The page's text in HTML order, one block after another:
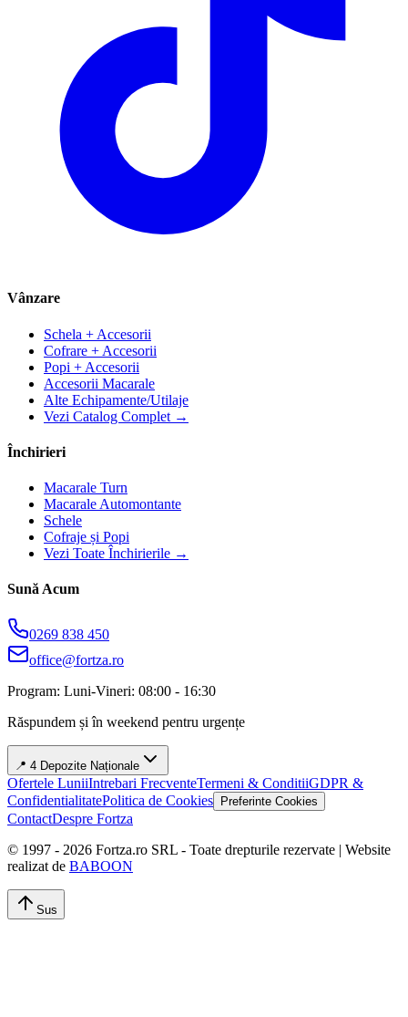
Vânzare
Schela + Accesorii
Cofrare + Accesorii
Popi + Accesorii
Accesorii Macarale
Alte Echipamente/Utilaje
Vezi Catalog Complet →
Închirieri
Macarale Turn
Macarale Automontante
Schele
Cofraje și Popi
Vezi Toate Închirierile →
Sună Acum
0269 838 450
office@fortza.ro
Program: Luni-Vineri: 08:00 - 16:30
Răspundem și în weekend pentru urgențe
📍 4 Depozite Naționale
Ofertele LuniiIntrebari FrecventeTermeni & ConditiiGDPR &
ConfidentialitatePolitica de Cookies Preferinte Cookies
ContactDespre Fortza
© 1997 - 2026 Fortza.ro SRL - Toate drepturile rezervate | Website
realizat de BABOON
Sus